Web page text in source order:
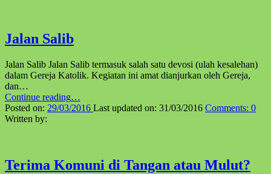
Jalan Salib
Jalan Salib Jalan Salib termasuk salah satu devosi (ulah kesalehan)
dalam Gereja Katolik. Kegiatan ini amat dianjurkan oleh Gereja,
dan…
Continue reading“Jalan
Salib”
…
Posted on: 29/03/2016 Last updated on: 31/03/2016 Comments: 0
Written by:
Terima Komuni di Tangan atau Mulut?